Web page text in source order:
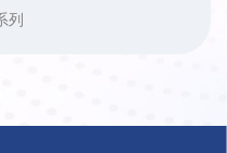
列